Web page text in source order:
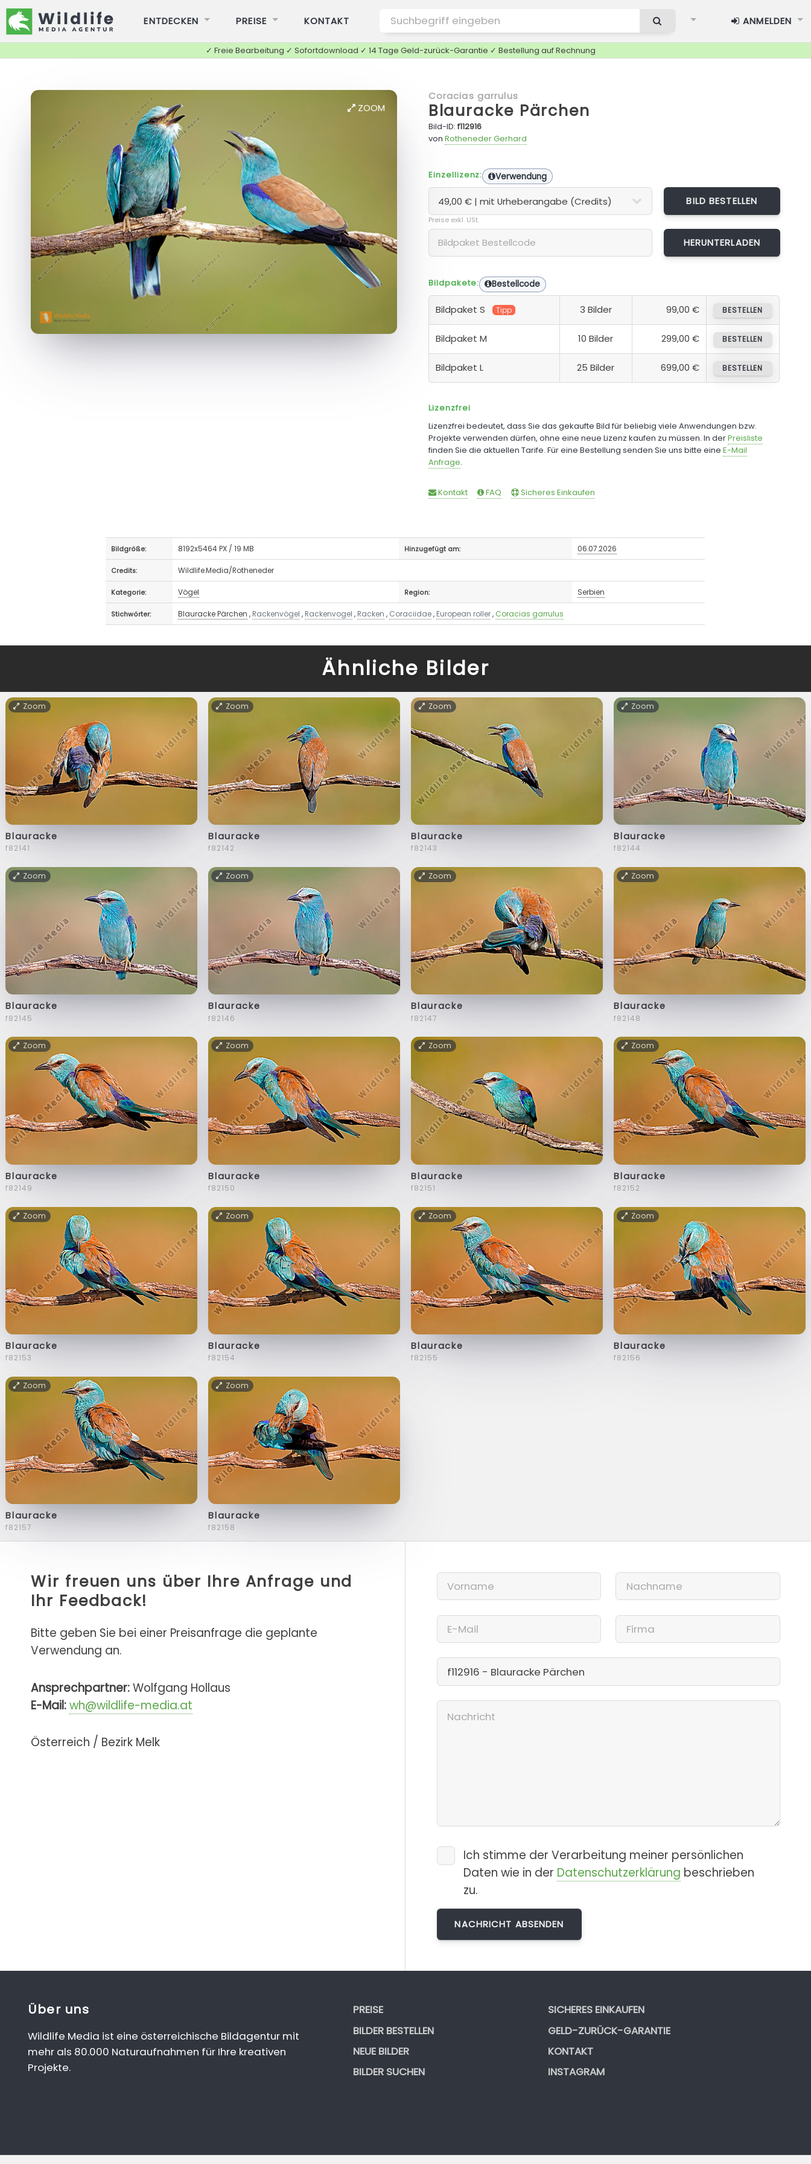
ENTDECKEN PREISE KONTAKT ANMELDEN
✓ Freie Bearbeitung ✓ Sofortdownload ✓ 14 Tage Geld-zurück-Garantie ✓ Bestellung auf Rechnung
ZOOM
Coracias garrulus
Blauracke Pärchen
Bild-ID:f112916
von Rotheneder Gerhard
Einzellizenz: Verwendung
BILD BESTELLEN
Preise exkl. USt.
Bildpakete: Bestellcode
Bildpaket S Tipp 3 Bilder 99,00 € BESTELLEN
Bildpaket M 10 Bilder 299,00 € BESTELLEN
Bildpaket L 25 Bilder 699,00 € BESTELLEN
Lizenzfrei
Lizenzfrei bedeutet, dass Sie das gekaufte Bild für beliebig viele Anwendungen bzw.
Projekte verwenden dürfen, ohne eine neue Lizenz kaufen zu müssen. In derPreisliste
finden Sie die aktuellen Tarife. Für eine Bestellung senden Sie uns bitte eine E-Mail
Anfrage.
Kontakt FAQ Sicheres Einkaufen
Bildgröße: 8192x5464 PX / 19 MB Hinzugefügt am: 06.07.2026
Credits: Wildlife.Media/Rotheneder
Kategorie: Vögel Region: Serbien
Stichwörter: Blauracke Pärchen , Rackenvögel , Rackenvogel , Racken , Coraciidae, European roller, Coracias garrulus
Ähnliche Bilder
Zoom
Blauracke
f82141
Zoom
Blauracke
f82142
Zoom
Blauracke
f82143
Zoom
Blauracke
f82144
Zoom
Blauracke
f82145
Zoom
Blauracke
f82146
Zoom
Blauracke
f82147
Zoom
Blauracke
f82148
Zoom
Blauracke
f82149
Zoom
Blauracke
f82150
Zoom
Blauracke
f82151
Zoom
Blauracke
f82152
Zoom
Blauracke
f82153
Zoom
Blauracke
f82154
Zoom
Blauracke
f82155
Zoom
Blauracke
f82156
Zoom
Blauracke
f82157
Zoom
Blauracke
f82158
Wir freuen uns über Ihre Anfrage und
Ihr Feedback!
Bitte geben Sie bei einer Preisanfrage die geplante
Verwendung an.
Ansprechpartner:Wolfgang Hollaus
E-Mail:wh@wildlife-media.at
Österreich / Bezirk Melk
Ich stimme der Verarbeitung meiner persönlichen
Daten wie in der Datenschutzerklärung beschrieben
zu.
Über uns
Wildlife Media ist eine österreichische Bildagentur mit
mehr als 80.000 Naturaufnahmen für Ihre kreativen
Projekte.
PREISE
BILDER BESTELLEN
NEUE BILDER
BILDER SUCHEN
SICHERES EINKAUFEN
GELD-ZURÜCK-GARANTIE
KONTAKT
INSTAGRAM